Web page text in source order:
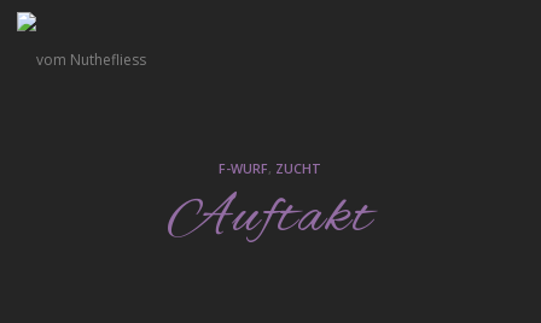
F-WURF, ZUCHT
Auftakt